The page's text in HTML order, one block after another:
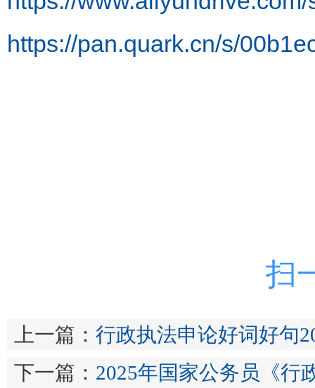
https://pan.quark.cn/s/
扫
上一篇： 行政执法申论好词好句
下一篇： 2025年国家公务员《行